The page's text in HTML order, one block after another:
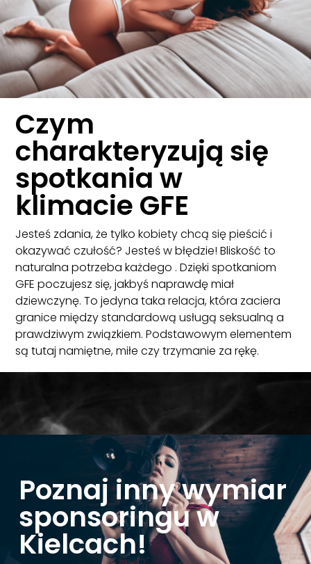
Czym
charakteryzują się
spotkania w
klimacie GFE
Jesteś zdania, że tylko kobiety chcą się pieścić i
okazywać czułość? Jesteś w błędzie! Bliskość to
naturalna potrzeba każdego . Dzięki spotkaniom
GFE poczujesz się, jakbyś naprawdę miał
dziewczynę. To jedyna taka relacja, która zaciera
granice między standardową usługą seksualną a
prawdziwym związkiem. Podstawowym elementem
są tutaj namiętne, miłe czy trzymanie za rękę.
Poznaj inny wymiar
sponsoringu w
Kielcach!